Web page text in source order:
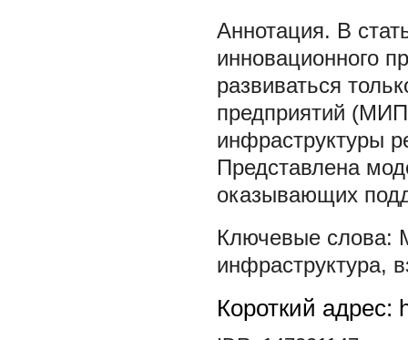
В
инновационного
развиваться
предприятий
инфраструктуры
Представлена
оказывающих
инфраструктура,
Короткий адрес: